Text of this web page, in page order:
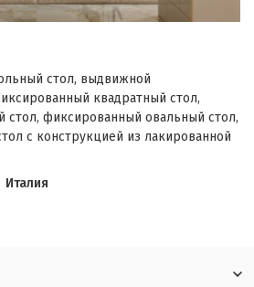
стол, выдвижной
квадратный стол,
стол, фиксированный овальный стол,
с конструкцией из лакированной
Италия